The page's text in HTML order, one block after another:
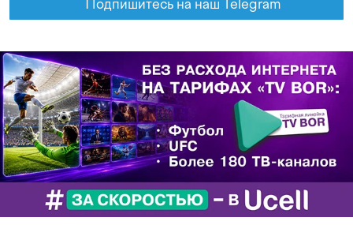
Подпишитесь на наш Telegram